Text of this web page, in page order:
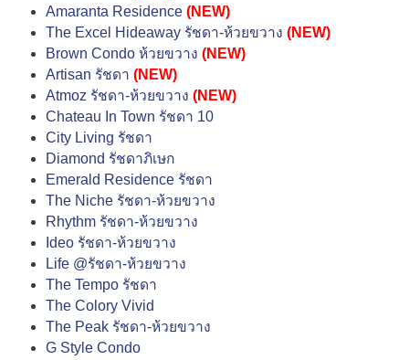
Amaranta Residence (NEW)
The Excel Hideaway รัชดา-ห้วยขวาง (NEW)
Brown Condo ห้วยขวาง (NEW)
Artisan รัชดา (NEW)
Atmoz รัชดา-ห้วยขวาง (NEW)
Chateau In Town รัชดา 10
City Living รัชดา
Diamond รัชดาภิเษก
Emerald Residence รัชดา
The Niche รัชดา-ห้วยขวาง
Rhythm รัชดา-ห้วยขวาง
Ideo รัชดา-ห้วยขวาง
Life @รัชดา-ห้วยขวาง
The Tempo รัชดา
The Colory Vivid
The Peak รัชดา-ห้วยขวาง
G Style Condo